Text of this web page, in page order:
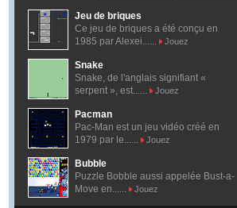
Jeu de briques
Ce jeu de briques a été conçu en
1985 par Alexei......
Jouez
Snake
Snake, de l'anglais signifiant «
serpent », est......
Jouez
Pacman
Pac-Man est un jeu vidéo créé en
1979 par le......
Jouez
Bubble
Puzzle Bobble aussi appelée Bust-a-
Move en......
Jouez